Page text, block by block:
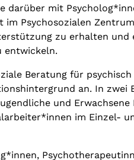
darüber mit
im Psychosozialen
zu erhalten und
entwickeln.
Beratung für
an. In zwei
und Erwachsene
im Einzel-